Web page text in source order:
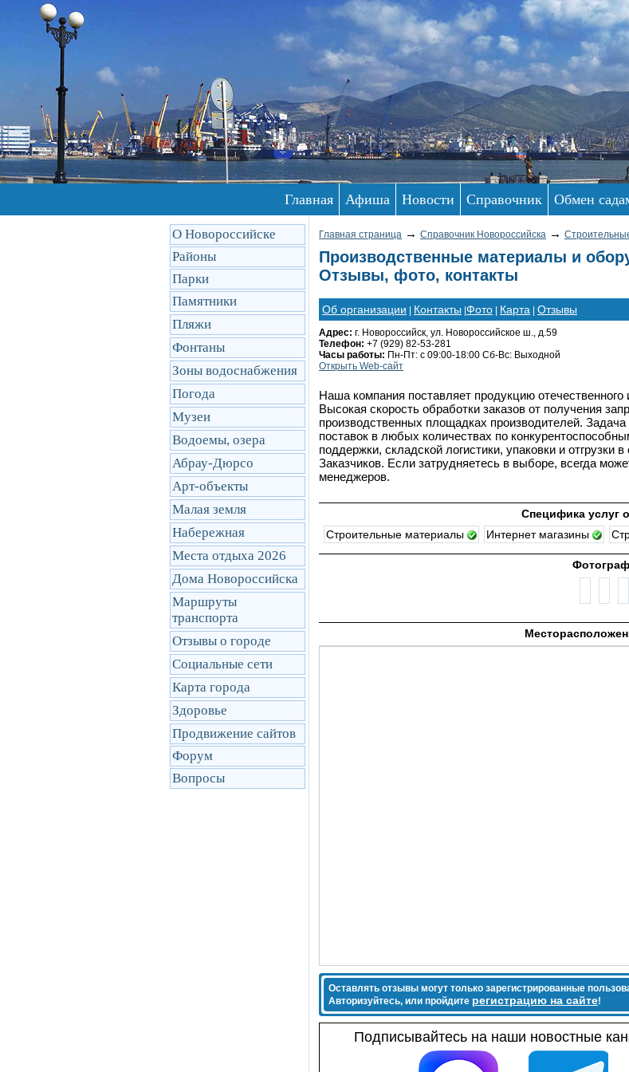
Главная Афиша Новости Справочник Обмен
О Новороссийске
Районы
Парки
Памятники
Пляжи
Фонтаны
Зоны водоснабжения
Погода
Музеи
Водоемы, озера
Абрау-Дюрсо
Арт-объекты
Малая земля
Набережная
Места отдыха 2026
Дома Новороссийска
Маршруты
транcпорта
Отзывы о городе
Социальные сети
Карта города
Здоровье
Продвижение сайтов
Форум
Вопросы
Главная страница → Справочник Новороссийска →
Производственные материалы и
Отзывы, фото, контакты
Об организации Контакты Фото Карта Отзывы
Адрес: г. Новороссийск, ул. Новороссийское ш., д.59
Телефон: +7 (929) 82-53-281
Часы работы: Пн-Пт: с 09:00-18:00 Сб-Вс: Выходной
Открыть Web-сайт
Наша компания поставляет продукцию
Высокая скорость обработки заказов от получения
производственных площадках производителей.
поставок в любых количествах по
поддержки, складской логистики, упаковки и отгрузки
Заказчиков. Если затрудняетесь в выборе, всегда
менеджеров.
Специфика услуг
Строительные материалы
Интернет магазины
Оставлять отзывы могут только зарегистрированные
Авторизуйтесь, или пройдите регистрацию на сайте!
Подписывайтесь на наши новостные